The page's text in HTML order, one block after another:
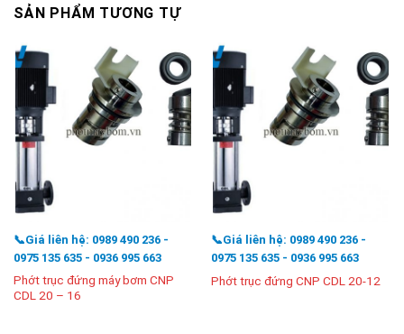
SẢN PHẨM TƯƠNG TỰ
📞Giá liên hệ: 0989 490 236 -
0975 135 635 - 0936 995 663
Phớt trục đứng máy bơm CNP
CDL 20 – 16
📞Giá liên hệ: 0989 490 236 -
0975 135 635 - 0936 995 663
Phớt trục đứng CNP CDL 20-12